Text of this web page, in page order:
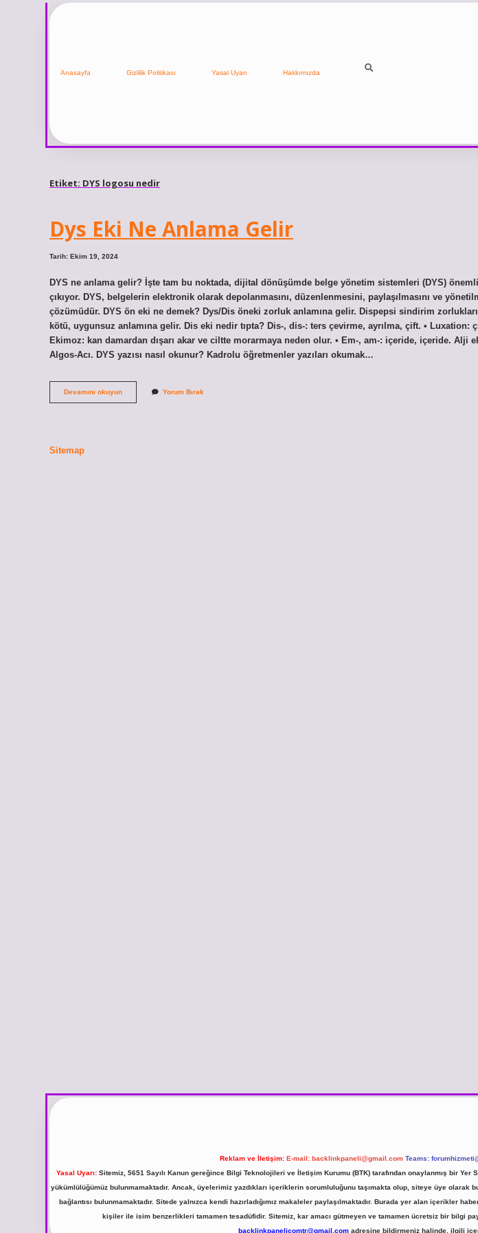
Anasayfa Gizlilik Politikası Yasal Uyarı Hakkımızda
Etiket: DYS logosu nedir
Dys Eki Ne Anlama Gelir
Tarih: Ekim 19, 2024
DYS ne anlama gelir? İşte tam bu noktada, dijital dönüşümde belge yönetim sistemleri (DYS) önemli
çıkıyor. DYS, belgelerin elektronik olarak depolanmasını, düzenlenmesini, paylaşılmasını ve
çözümüdür. DYS ön eki ne demek? Dys/Dis öneki zorluk anlamına gelir. Dispepsi sindirim
kötü, uygunsuz anlamına gelir. Dis eki nedir tıpta? Dis-, dis-: ters çevirme, ayrılma, çift. • Luxation:
Ekimoz: kan damardan dışarı akar ve ciltte morarmaya neden olur. • Em-, am-: içeride, içeride. Alji
Algos-Acı. DYS yazısı nasıl okunur? Kadrolu öğretmenler yazıları okumak…
Devamını okuyunDys
Eki
Yorum Bırak
Sitemap
Reklam ve İletişim: E-mail: backlinkpaneli@gmail.com Teams:
Yasal Uyarı:Sitemiz, 5651 Sayılı Kanun gereğince Bilgi Teknolojileri ve İletişim Kurumu (BTK) tarafından onaylanmış bir
yükümlülüğümüz bulunmamaktadır. Ancak, üyelerimiz yazdıkları içeriklerin sorumluluğunu taşımakta olup, siteye üye
bağlantısı bulunmamaktadır. Sitede yalnızca kendi hazırladığımız makaleler paylaşılmaktadır. Burada yer alan içerikler
kişiler ile isim benzerlikleri tamamen tesadüfidir. Sitemiz, kar amacı gütmeyen ve tamamen ücretsiz bir bilgi
backlinkpanelicomtr@gmail.com adresine bildirmeniz halinde, ilgili